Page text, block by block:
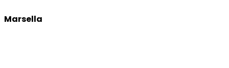
Marsella